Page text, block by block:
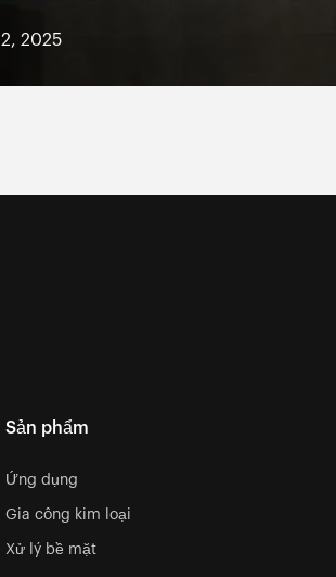
2025
Sản phẩm
Ứng dụng
Gia công kim loại
Xử lý bề mặt